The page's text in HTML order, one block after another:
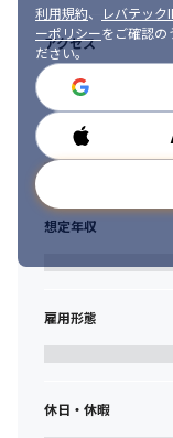
・オンプレ環境から
・ネットワーク設計
・PMOとしてベン
・ITコンサルタント
🔶3) 業界トップクラ
経験が豊富なベテラ
リーダー経験を積む
若手エンジニアであ
サポートを受け理想
🔶4) 定着率91%が裏
✅社員の声
でいて、将来的にも
利用規約、 レバテック
ーポリシーをご確認の
ださい。
アクセス
勤務時間
想定年収
雇用形態
休日・休暇